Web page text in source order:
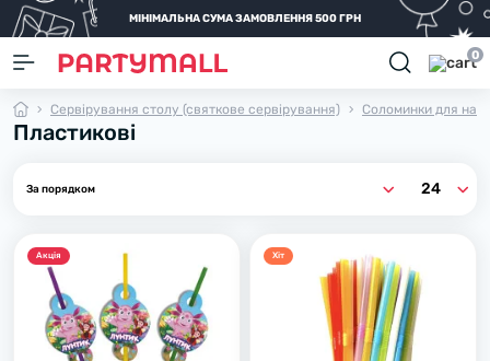
МІНІМАЛЬНА СУМА ЗАМОВЛЕННЯ 500 ГРН
0
Сервірування столу (святкове сервірування) Соломинки для
Пластикові
Акцiя Хiт